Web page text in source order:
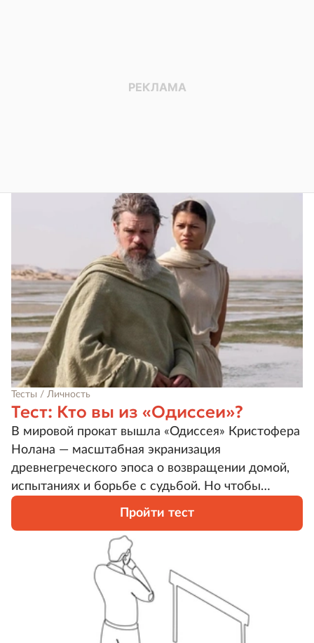
Тесты / Личность
Тест: Кто вы из «Одиссеи»?
В мировой прокат вышла «Одиссея» Кристофера
Нолана — масштабная экранизация
древнегреческого эпоса о возвращении домой,
испытаниях и борьбе с судьбой. Но чтобы
оказаться участником легендарного
путешествия, необязательно вступать в схватку
с циклопом или проплывать мимо острова
сирен. Ответьте на вопросы и узнайте, кем вы
могли бы стать в мире Гомера.
Пройти тест